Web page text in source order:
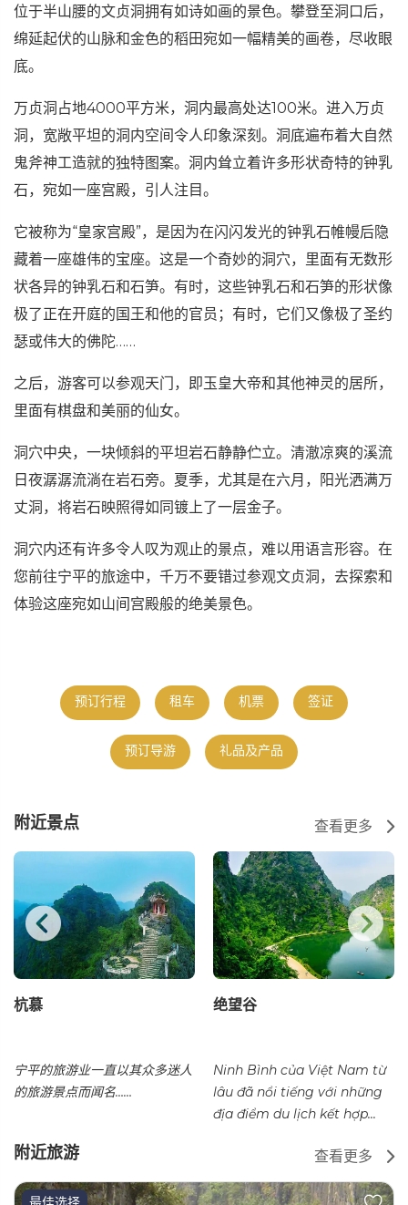
位于半山腰的文贞洞拥有如诗如画的景色。攀登至洞口后，
绵延起伏的山脉和金色的稻田宛如一幅精美的画卷，尽收眼
底。
万贞洞占地4000平方米，洞内最高处达100米。进入万贞
洞，宽敞平坦的洞内空间令人印象深刻。洞底遍布着大自然
鬼斧神工造就的独特图案。洞内耸立着许多形状奇特的钟乳
石，宛如一座宫殿，引人注目。
它被称为“皇家宫殿”，是因为在闪闪发光的钟乳石帷幔后隐
藏着一座雄伟的宝座。这是一个奇妙的洞穴，里面有无数形
状各异的钟乳石和石笋。有时，这些钟乳石和石笋的形状像
极了正在开庭的国王和他的官员；有时，它们又像极了圣约
瑟或伟大的佛陀……
之后，游客可以参观天门，即玉皇大帝和其他神灵的居所，
里面有棋盘和美丽的仙女。
洞穴中央，一块倾斜的平坦岩石静静伫立。清澈凉爽的溪流
日夜潺潺流淌在岩石旁。夏季，尤其是在六月，阳光洒满万
丈洞，将岩石映照得如同镀上了一层金子。
洞穴内还有许多令人叹为观止的景点，难以用语言形容。在
您前往宁平的旅途中，千万不要错过参观文贞洞，去探索和
体验这座宛如山间宫殿般的绝美景色。
预订行程 租车 机票 签证
预订导游 礼品及产品
附近景点 查看更多
杭慕
宁平的旅游业一直以其众多迷人
的旅游景点而闻名……
绝望谷
Ninh Bình của Việt Nam từ
lâu đã nổi tiếng với những
địa điểm du lịch kết hợp...
附近旅游 查看更多